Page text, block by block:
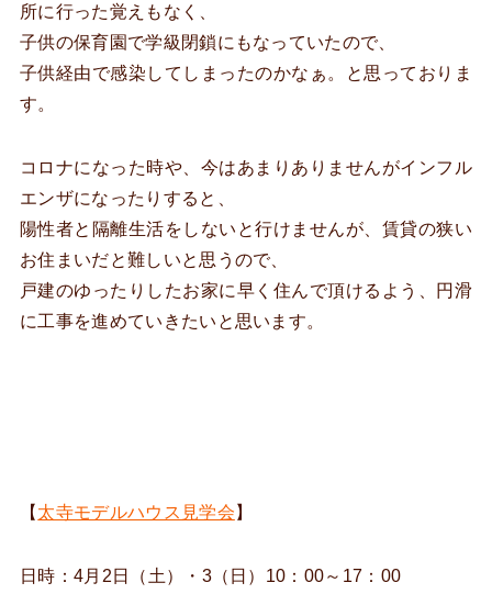
所に行った覚えもなく、
子供の保育園で学級閉鎖にもなっていたので、
子供経由で感染してしまったのかなぁ。と思っておりま
す。
コロナになった時や、今はあまりありませんがインフル
エンザになったりすると、
陽性者と隔離生活をしないと行けませんが、賃貸の狭い
お住まいだと難しいと思うので、
戸建のゆったりしたお家に早く住んで頂けるよう、円滑
に工事を進めていきたいと思います。
【 太寺モデルハウス見学会 】
日時：4月2日（土）・3（日）10：00～17：00